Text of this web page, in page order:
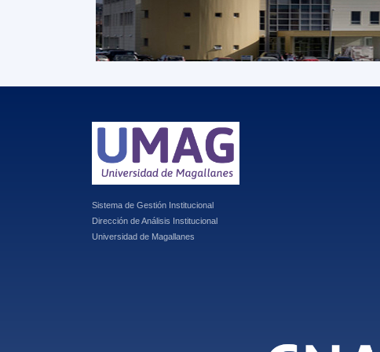
Sistema de Gestión Institucional
Dirección de Análisis Institucional
Universidad de Magallanes